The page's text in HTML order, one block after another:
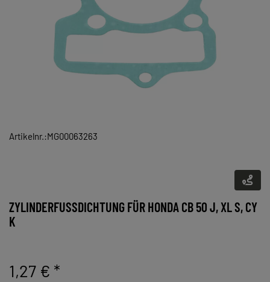
Artikelnr.:MG00063263
ZYLINDERFUSSDICHTUNG FÜR HONDA CB 50 J, XL S, CY K
1,27 € *